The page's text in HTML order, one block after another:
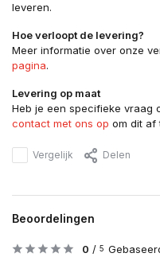
leveren.
Hoe verloopt de levering?
Meer informatie over onze
pagina.
Levering op maat
Heb je een specifieke vraag
contact met ons op om dit af
Vergelijk Delen
Beoordelingen
0 / 5